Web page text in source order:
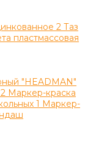
2 Таз
пластмассовая
"HEADMAN"
2 Маркер-краска
1 Маркер-